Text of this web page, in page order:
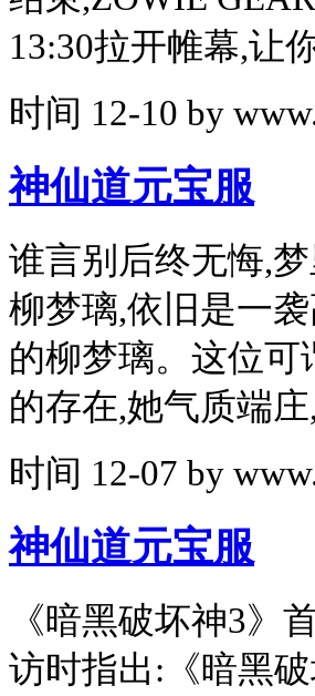
13:30拉开帷幕,让
时间 12-10 by
神仙道元宝服
谁言别后终无悔,
柳梦璃,依旧是一
的柳梦璃。这位可
的存在,她气质端
时间 12-07 by
神仙道元宝服
《暗黑破坏神3》
访时指出:《暗黑